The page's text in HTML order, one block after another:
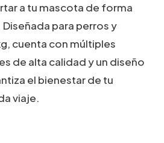
a tu mascota de forma
Diseñada para perros y
cuenta con múltiples
de alta calidad y un diseño
el bienestar de tu
viaje.